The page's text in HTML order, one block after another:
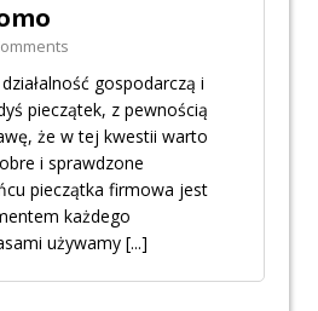
gospodarczą i
pieczątek, z pewnością
że w tej kwestii warto
i sprawdzone
pieczątka firmowa jest
każdego
używamy [...]